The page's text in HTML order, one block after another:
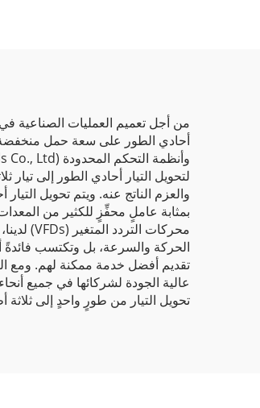
من أجل تعميم العمليات الصناعية
أحادي الطور على سعة حمل منخفضة
والعزم الناتج عنه. ويتم تحويل
بمثابة عاملٍ محفِّزٍ للكثير من
الحركة والسرعة، بل وتكتسب فائدةً
تقديم أفضل خدمة ممكنة لهم. ومع
عالية الجودة لشركائها في جميع
تحويل التيار من طورٍ واحدٍ إلى ثلاثة